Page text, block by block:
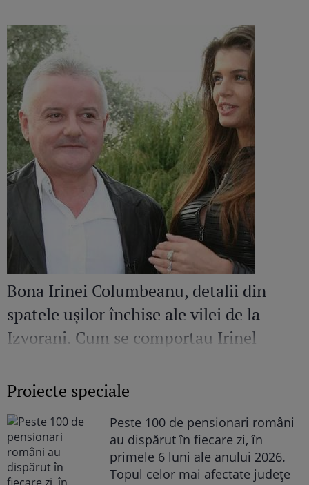
Bona Irinei Columbeanu, detalii din
spatele ușilor închise ale vilei de la
Izvorani. Cum se comportau Irinel
erau în public
Proiecte speciale
Peste 100 de pensionari români
au dispărut în fiecare zi, în
primele 6 luni ale anului 2026.
Topul celor mai afectate județe